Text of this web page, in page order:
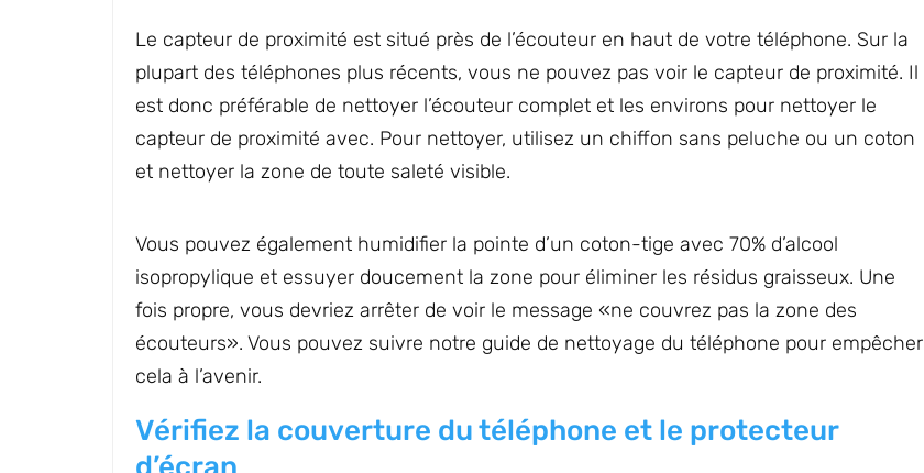
Le capteur de proximité est situé près de l’écouteur en haut de votre téléphone. Sur la
plupart des téléphones plus récents, vous ne pouvez pas voir le capteur de proximité. Il
est donc préférable de nettoyer l’écouteur complet et les environs pour nettoyer le
capteur de proximité avec. Pour nettoyer, utilisez un chiffon sans peluche ou un coton
et nettoyer la zone de toute saleté visible.
Vous pouvez également humidifier la pointe d’un coton-tige avec 70% d’alcool
isopropylique et essuyer doucement la zone pour éliminer les résidus graisseux. Une
fois propre, vous devriez arrêter de voir le message «ne couvrez pas la zone des
écouteurs». Vous pouvez suivre notre guide de nettoyage du téléphone pour empêcher
cela à l’avenir.
Vérifiez la couverture du téléphone et le protecteur